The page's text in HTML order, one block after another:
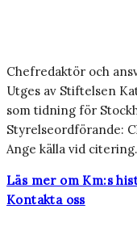
Chefredaktör och
Utges av Stiftelsen
som tidning för
Styrelseordförande:
Ange källa vid citering.
Läs mer om Km:s
Kontakta oss